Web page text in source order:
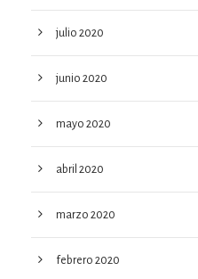
julio 2020
junio 2020
mayo 2020
abril 2020
marzo 2020
febrero 2020